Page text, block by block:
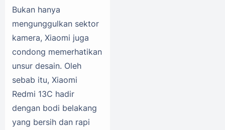
Bukan hanya
mengunggulkan sektor
kamera, Xiaomi juga
condong memerhatikan
unsur desain. Oleh
sebab itu, Xiaomi
Redmi 13C hadir
dengan bodi belakang
yang bersih dan rapi